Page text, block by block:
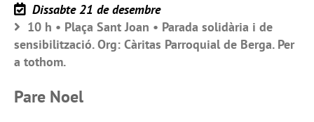
Dissabte 21 de desembre
10 h • Plaça Sant Joan • Parada solidària i de
sensibilització. Org: Càritas Parroquial de Berga. Per
a tothom.
Pare Noel